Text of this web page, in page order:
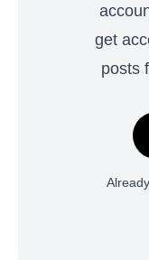
get
posts